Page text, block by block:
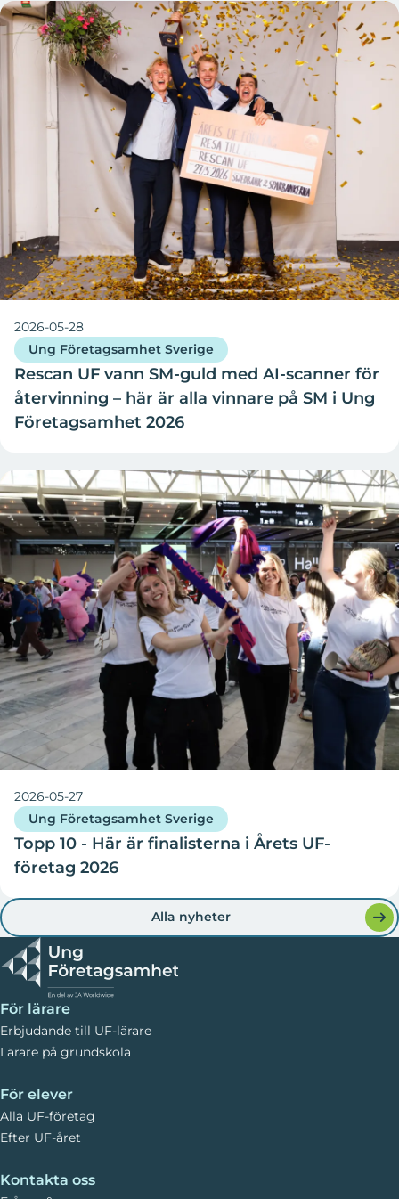
2026-05-28
Ung Företagsamhet Sverige
Rescan UF vann SM-guld med AI-scanner för
återvinning – här är alla vinnare på SM i Ung
Företagsamhet 2026
2026-05-27
Ung Företagsamhet Sverige
Topp 10 - Här är finalisterna i Årets UF-
företag 2026
Alla nyheter
För lärare
Erbjudande till UF-lärare
Lärare på grundskola
För elever
Alla UF-företag
Efter UF-året
Kontakta oss